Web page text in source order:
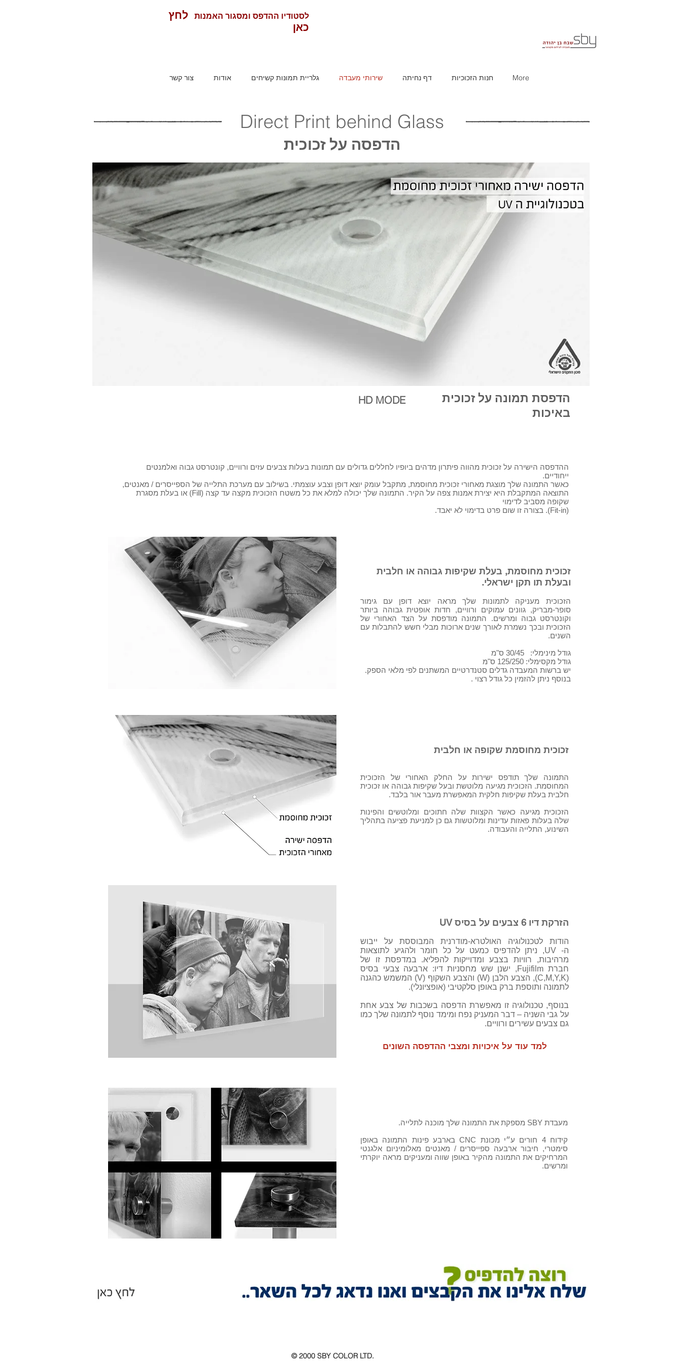
לסטודיו ההדפס ומסגור האמנות לחץ
כאן
צור קשר אודות גלריית תמונות קשיחים שירותי מעבדה דף נחיתה חנות הזכוכיות More
Direct Print behind Glass
הדפסה על זכוכית
HD MODE
הדפסת תמונה על זכוכית
באיכות
ההדפסה הישירה על זכוכית מהווה פיתרון מדהים ביופיו לחללים גדולים עם תמונות בעלות צבעים עזים ורוויים, קונטרסט גבוה ואלמנטים
ייחודיים.
כאשר התמונה שלך מוצגת מאחורי זכוכית מחוסמת, מתקבל עומק יוצא דופן וצבע עוצמתי. בשילוב עם מערכת התלייה של הספייסרים / מאנטים,
התוצאה המתקבלת היא יצירת אמנות צפה על הקיר. התמונה שלך יכולה למלא את כל משטח הזכוכית מקצה עד קצה (Fill) או בעלת מסגרת
שקופה מסביב לדימוי
(Fit-in). בצורה זו שום פרט בדימוי לא יאבד.
זכוכית מחוסמת, בעלת שקיפות גבוהה או חלבית
ובעלת תו תקן ישראלי.
הזכוכית מעניקה לתמונות שלך מראה יוצא דופן עם גימור
סופר-מבריק, גוונים עמוקים ורוויים, חדות אופטית גבוהה ביותר
וקונטרסט גבוה ומרשים. התמונה מודפסת על הצד האחורי של
הזכוכית ובכך נשמרת לאורך שנים ארוכות מבלי חשש להתבלות עם
השנים.
גודל מינימלי: 30/45 ס"מ
גודל מקסימלי: 125/250 ס"מ
יש ברשות המעבדה גדלים סטנדרטיים המשתנים לפי מלאי הספק.
בנוסף ניתן להזמין כל גודל רצוי .
זכוכית מחוסמת שקופה או חלבית
התמונה שלך תודפס ישירות על החלק האחורי של הזכוכית
המחוסמת. הזכוכית מגיעה מלוטשת ובעל שקיפות גבוהה או זכוכית
חלבית בעלת שקיפות חלקית המאפשרת מעבר אור בלבד.
הזכוכית מגיעה כאשר הקצוות שלה חתוכים ומלוטשים והפינות
שלה בעלות פאזות עדינות ומלוטשות גם כן למניעת פציעה בתהליך
השינוע, התלייה והעבודה.
הזרקת דיו 6 צבעים על בסיס UV
הודות לטכנולוגיה האולטרא-מודרנית המבוססת על ייבוש
ה- UV, ניתן להדפיס כמעט על כל חומר ולהגיע לתוצאות
מרהיבות, רוויות בצבע ומדוייקות להפליא. במדפסת זו של
חברת Fujifilm, ישנן שש מחסניות דיו: ארבעה צבעי בסיס
(C,M,Y,K), הצבע הלבן (W) והצבע השקוף (V) המשמש כהגנה
לתמונה ותוספת ברק באופן סלקטיבי (אופציונלי).
בנוסף, טכנולוגיה זו מאפשרת הדפסה בשכבות של צבע אחת
על גבי השניה – דבר המעניק נפח ומימד נוסף לתמונה שלך כמו
גם צבעים עשירים ורוויים.
למד עוד על איכויות ומצבי ההדפסה השונים
מעבדת SBY מספקת את התמונה שלך מוכנה לתלייה.
קידוח 4 חורים ע״י מכונת CNC בארבע פינות התמונה באופן
סימטרי, חיבור ארבעה ספייסרים / מאנטים מאלומיניום אלגנטי
המרחיקים את התמונה מהקיר באופן שווה ומעניקים מראה יוקרתי
ומרשים.
© 2000 SBY COLOR LTD.